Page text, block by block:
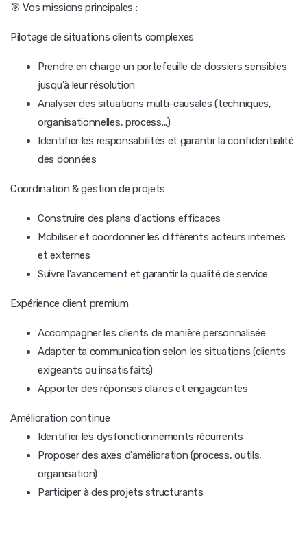
🎯 Vos missions principales :
Pilotage de situations clients complexes
Prendre en charge un portefeuille de dossiers sensibles
jusqu'à leur résolution
Analyser des situations multi-causales (techniques,
organisationnelles, process...)
Identifier les responsabilités et garantir la confidentialité
des données
Coordination & gestion de projets
Construire des plans d'actions efficaces
Mobiliser et coordonner les différents acteurs internes
et externes
Suivre l'avancement et garantir la qualité de service
Expérience client premium
Accompagner les clients de manière personnalisée
Adapter ta communication selon les situations (clients
exigeants ou insatisfaits)
Apporter des réponses claires et engageantes
Amélioration continue
Identifier les dysfonctionnements récurrents
Proposer des axes d'amélioration (process, outils,
organisation)
Participer à des projets structurants